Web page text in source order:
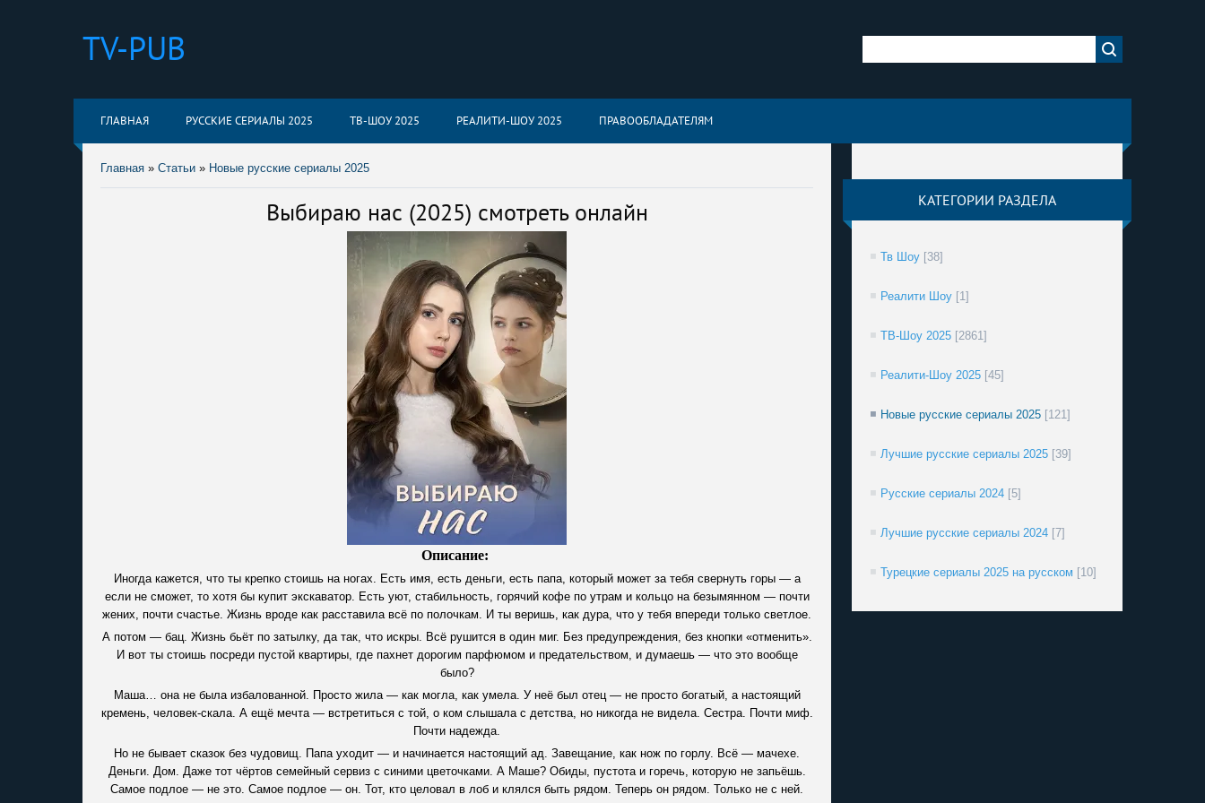
TV-PUB
ГЛАВНАЯ РУССКИЕ СЕРИАЛЫ 2025 ТВ-ШОУ 2025 РЕАЛИТИ-ШОУ 2025 ПРАВООБЛАДАТЕЛЯМ
Главная » Статьи » Новые русские сериалы 2025
Выбираю нас (2025) смотреть онлайн
Описание:
Иногда кажется, что ты крепко стоишь на ногах. Есть имя, есть деньги, есть папа, который может за тебя свернуть горы — а
если не сможет, то хотя бы купит экскаватор. Есть уют, стабильность, горячий кофе по утрам и кольцо на безымянном — почти
жених, почти счастье. Жизнь вроде как расставила всё по полочкам. И ты веришь, как дура, что у тебя впереди только светлое.
А потом — бац. Жизнь бьёт по затылку, да так, что искры. Всё рушится в один миг. Без предупреждения, без кнопки «отменить».
И вот ты стоишь посреди пустой квартиры, где пахнет дорогим парфюмом и предательством, и думаешь — что это вообще
было?
Маша… она не была избалованной. Просто жила — как могла, как умела. У неё был отец — не просто богатый, а настоящий
кремень, человек-скала. А ещё мечта — встретиться с той, о ком слышала с детства, но никогда не видела. Сестра. Почти миф.
Почти надежда.
Но не бывает сказок без чудовищ. Папа уходит — и начинается настоящий ад. Завещание, как нож по горлу. Всё — мачехе.
Деньги. Дом. Даже тот чёртов семейный сервиз с синими цветочками. А Маше? Обиды, пустота и горечь, которую не запьёшь.
Самое подлое — не это. Самое подлое — он. Тот, кто целовал в лоб и клялся быть рядом. Теперь он рядом. Только не с ней.
КАТЕГОРИИ РАЗДЕЛА
Тв Шоу [38]
Реалити Шоу [1]
ТВ-Шоу 2025 [2861]
Реалити-Шоу 2025 [45]
Новые русские сериалы 2025 [121]
Лучшие русские сериалы 2025 [39]
Русские сериалы 2024 [5]
Лучшие русские сериалы 2024 [7]
Турецкие сериалы 2025 на русском [10]